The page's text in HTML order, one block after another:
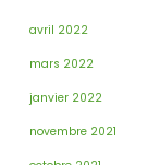
avril 2022
mars 2022
janvier 2022
novembre 2021